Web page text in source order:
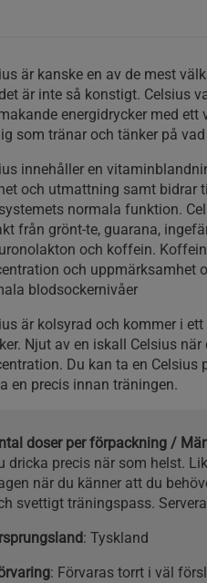
är kanske en av de mest
är inte så konstigt. Celsius
energidrycker med
som tränar och tänker på
innehåller en
och utmattning samt bidrar
normala funktion.
från grönt-te, guarana,
och koffein.
och uppmärksamhet
blodsockernivåer
är kolsyrad och kommer i
Njut av en iskall Celsius
Du kan ta en Celsius
en precis innan träningen.
doser per förpackning /
dricka precis när som helst.
när du känner att du
svettigt träningspass.
: Tyskland
: Förvaras torrt i väl